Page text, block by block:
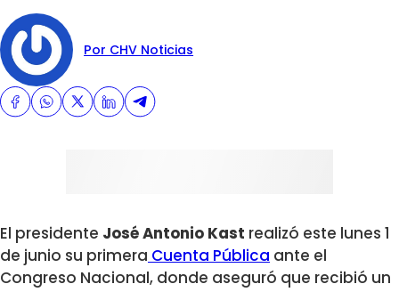
Por CHV Noticias
El presidente José Antonio Kast realizó este lunes 1
de junio su primera Cuenta Pública ante el
Congreso Nacional, donde aseguró que recibió un